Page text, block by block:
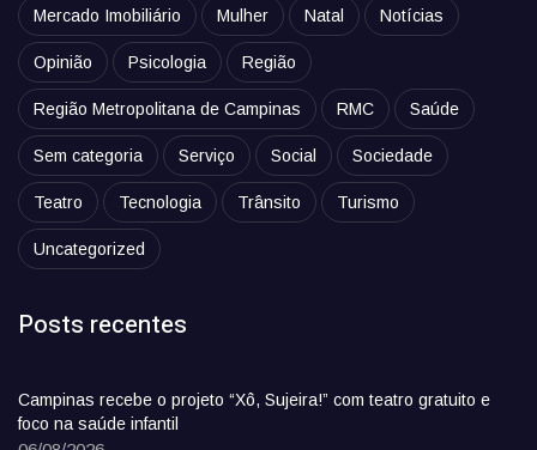
Mercado Imobiliário Mulher Natal Notícias
Opinião Psicologia Região
Região Metropolitana de Campinas RMC Saúde
Sem categoria Serviço Social Sociedade
Teatro Tecnologia Trânsito Turismo
Uncategorized
Posts recentes
Campinas recebe o projeto “Xô, Sujeira!” com teatro gratuito e
foco na saúde infantil